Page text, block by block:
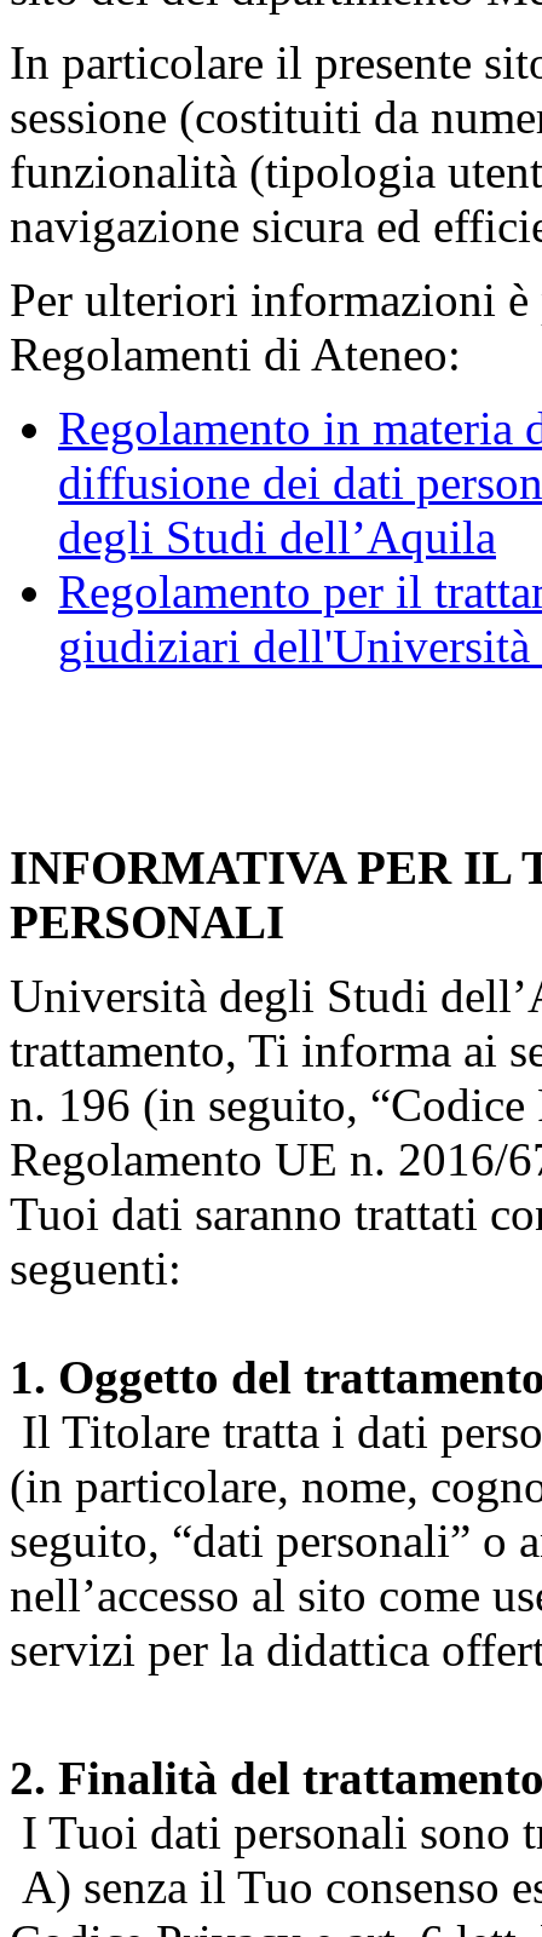
In particolare il presente
sessione (costituiti da
funzionalità (tipologia
navigazione sicura ed
Per ulteriori informazioni è
Regolamenti di Ateneo:
Regolamento in materia
diffusione dei dati
degli Studi dell’Aquila
Regolamento per il
giudiziari
INFORMATIVA PER IL
PERSONALI
Università degli Studi
trattamento, Ti informa ai
n. 196 (in seguito, “Codice
Regolamento UE n. 2016/
Tuoi dati saranno trattati
seguenti:
1. Oggetto del
Il Titolare tratta i dati
(in particolare, nome,
seguito, “dati personali” o
nell’accesso al sito come
servizi per la didattica
2. Finalità del
I Tuoi dati personali sono
A) senza il Tuo consenso